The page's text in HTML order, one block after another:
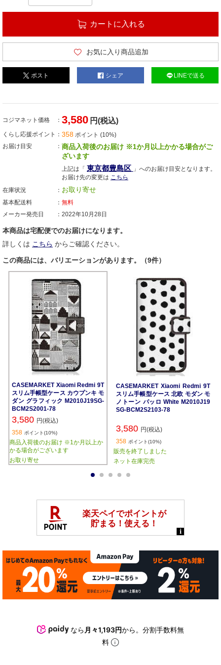
カートに入れる
お気に入り商品追加
ポスト シェア LINEで送る
コジマネット価格 3,580 円(税込)
くらし応援ポイント 358 ポイント (10%)
お届け目安
商品入荷後のお届け ※1か月以上かかる場合がご
ざいます
上記は「 東京都豊島区 」へのお届け目安となります。
お届け先の変更は こちら
在庫状況
お取り寄せ
基本配送料
無料
メーカー発売日
2022年10月28日
本商品は宅配便でのお届けになります。
詳しくは こちら からご確認ください。
この商品には、バリエーションがあります。（9件）
CASEMARKET Xiaomi Redmi 9T
スリム手帳型ケース カウプンキ モ
ダン グラフィック M2010J19SG-
BCM2S2001-78
3,580 円(税込)
358 ポイント(10%)
商品入荷後のお届け ※1か月以上か
かる場合がございます
お取り寄せ
CASEMARKET Xiaomi Redmi 9T
スリム手帳型ケース 北欧 モダン モ
ノトーン パッロ White M2010J19
SG-BCM2S2103-78
3,580 円(税込)
358 ポイント(10%)
販売を終了しました
ネット在庫完売
なら 月々1,193円から。分割手数料無
料